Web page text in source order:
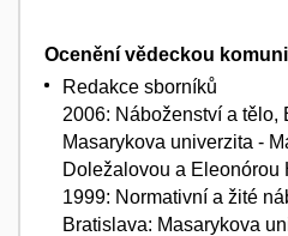
Ocenění vědeckou
Redakce sborníků
2006: Náboženství a tělo,
Masarykova univerzita -
Doležalovou a Eleonórou
1999: Normativní a žité
Bratislava: Masarykova